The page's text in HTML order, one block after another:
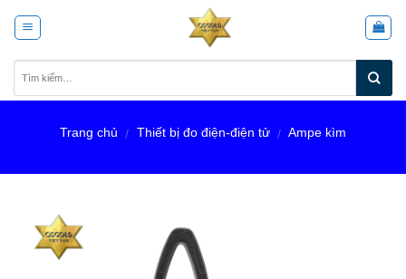
Trang chủ / Thiết bị đo điện-điện tử / Ampe kìm